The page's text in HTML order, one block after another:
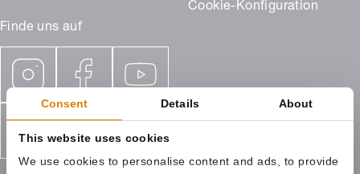
Consent Details About
This website uses cookies
We use cookies to personalise content and ads, to provide
Finde uns auf
Cookie-Konfiguration